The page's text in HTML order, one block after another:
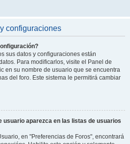
configuraciones
sus datos y configuraciones están
Para modificarlos, visite el Panel de
en su nombre de usuario que se encuentra
del foro. Este sistema le permitirá cambiar
usuario aparezca en las listas de usuarios
en "Preferencias de Foros", encontrará